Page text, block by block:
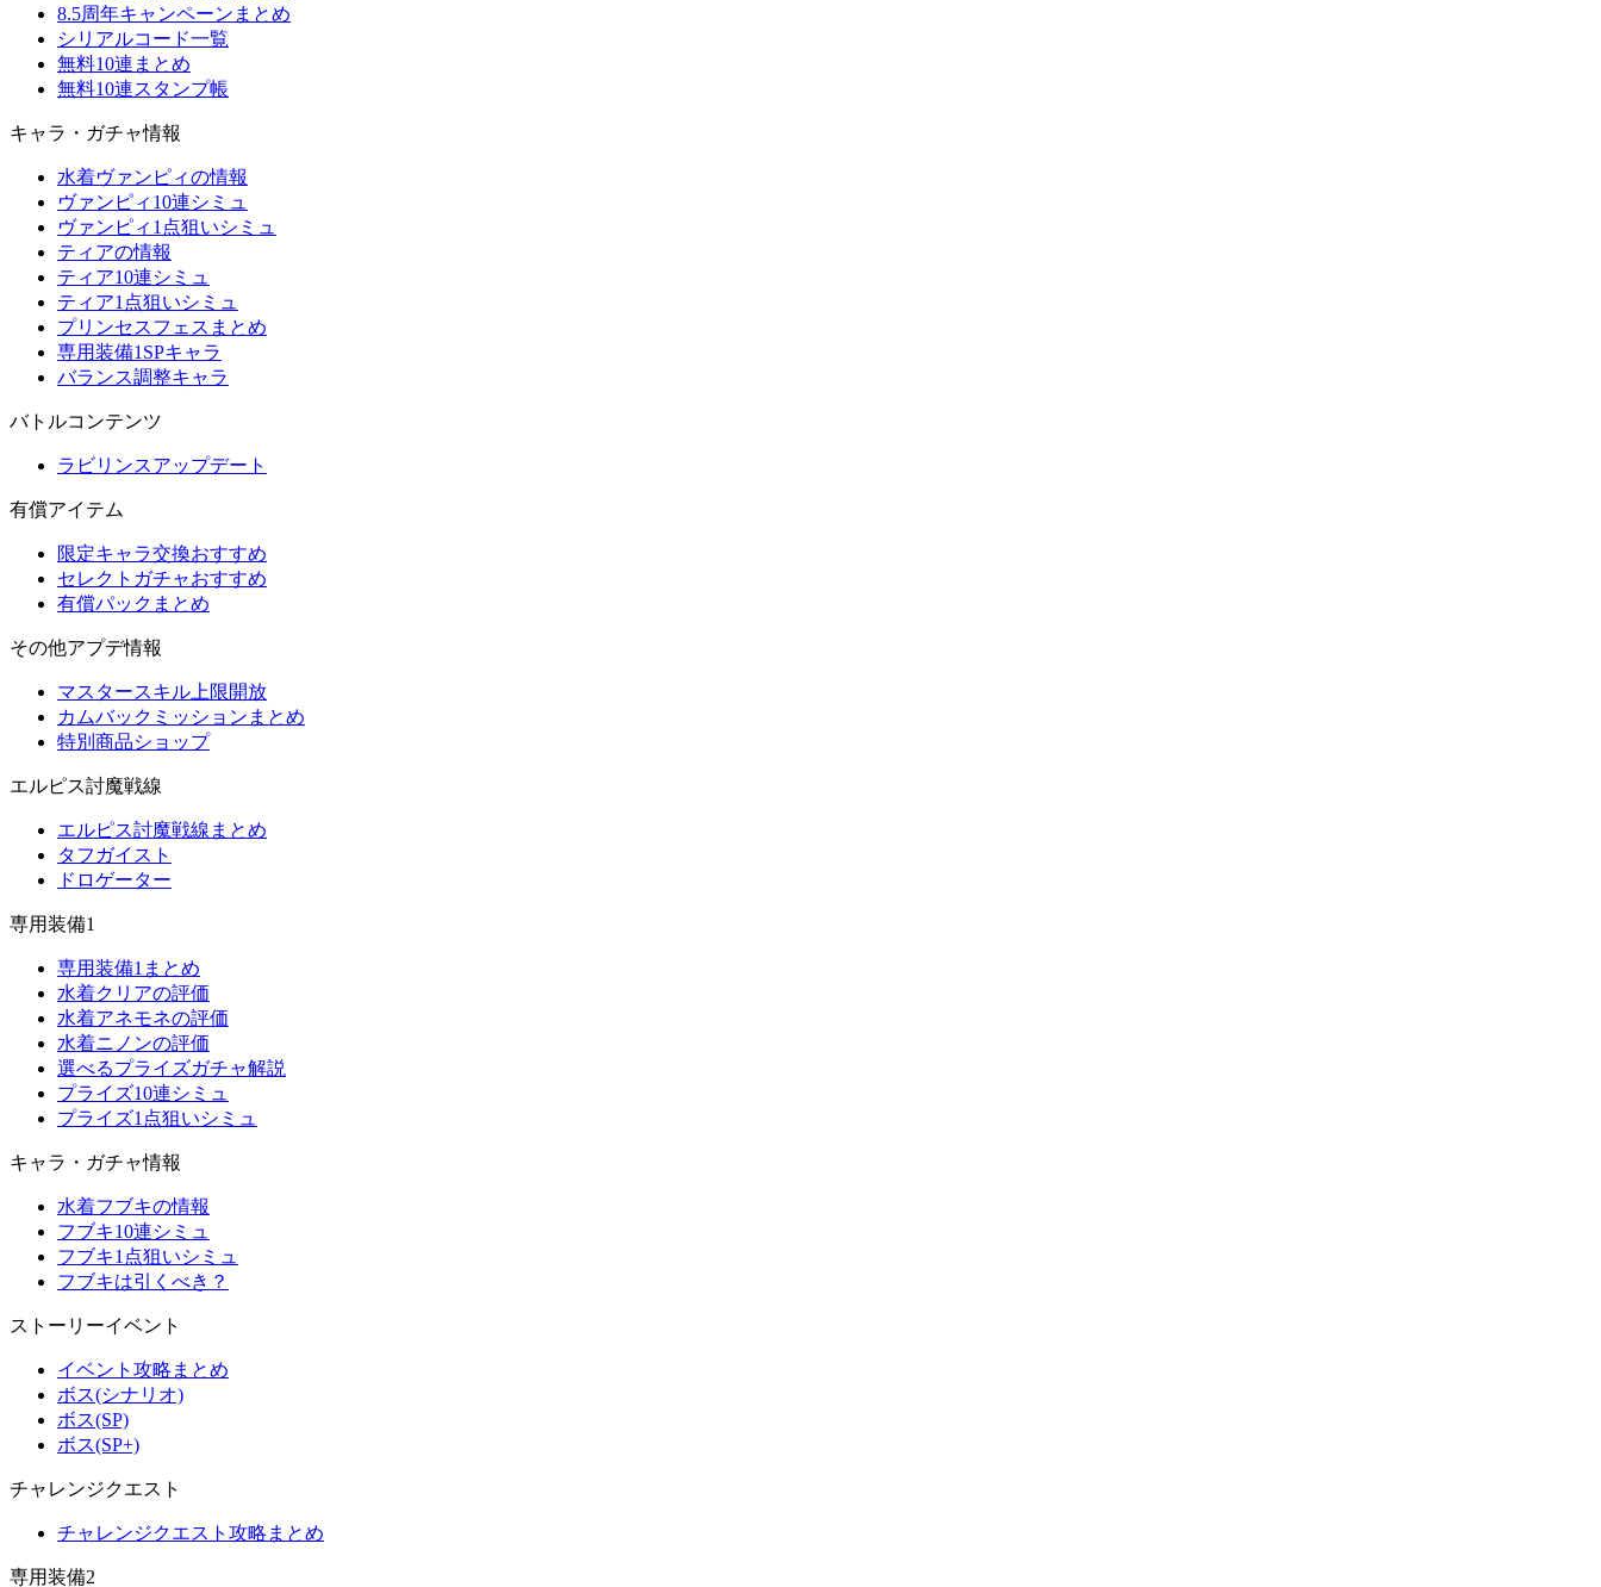
8.5周年キャンペーンまとめ
シリアルコード一覧
無料10連まとめ
無料10連スタンプ帳
キャラ・ガチャ情報
水着ヴァンピィの情報
ヴァンピィ10連シミュ
ヴァンピィ1点狙いシミュ
ティアの情報
ティア10連シミュ
ティア1点狙いシミュ
プリンセスフェスまとめ
専用装備1SPキャラ
バランス調整キャラ
バトルコンテンツ
ラビリンスアップデート
有償アイテム
限定キャラ交換おすすめ
セレクトガチャおすすめ
有償パックまとめ
その他アプデ情報
マスタースキル上限開放
カムバックミッションまとめ
特別商品ショップ
エルピス討魔戦線
エルピス討魔戦線まとめ
タフガイスト
ドロゲーター
専用装備1
専用装備1まとめ
水着クリアの評価
水着アネモネの評価
水着ニノンの評価
選べるプライズガチャ解説
プライズ10連シミュ
プライズ1点狙いシミュ
キャラ・ガチャ情報
水着フブキの情報
フブキ10連シミュ
フブキ1点狙いシミュ
フブキは引くべき？
ストーリーイベント
イベント攻略まとめ
ボス(シナリオ)
ボス(SP)
ボス(SP+)
チャレンジクエスト
チャレンジクエスト攻略まとめ
専用装備2